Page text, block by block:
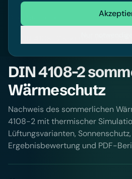
DIN 4108-2
Wärmeschutz
Nachweis des sommerlichen
4108-2 mit thermischer
Lüftungsvarianten,
Ergebnisbewertung und PDF-